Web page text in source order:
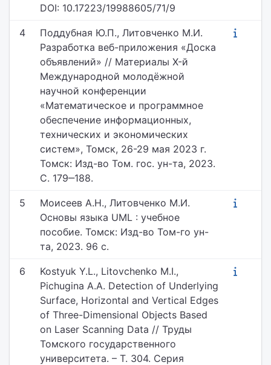
DOI: 10.17223/19988605/71/9
4
Поддубная Ю.П., Литовченко М.И.
Разработка веб-приложения «Доска
объявлений» // Материалы X-й
Международной молодёжной
научной конференции
«Математическое и программное
обеспечение информационных,
технических и экономических
систем», Томск, 26-29 мая 2023 г.
Томск: Изд-во Том. гос. ун-та, 2023.
С. 179‒188.
5
Моисеев А.Н., Литовченко М.И.
Основы языка UML : учебное
пособие. Томск: Изд-во Том-го ун-
та, 2023. 96 с.
6
Kostyuk Y.L., Litovchenko M.I.,
Pichugina A.A. Detection of Underlying
Surface, Horizontal and Vertical Edges
of Three-Dimensional Objects Based
on Laser Scanning Data // Труды
Томского государственного
университета. – Т. 304. Серия